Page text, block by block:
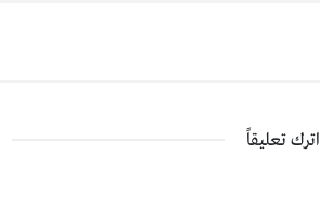
اترك تعليقاً